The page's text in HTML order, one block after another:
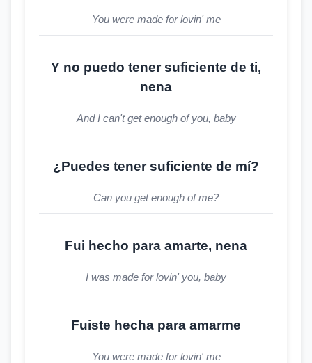
You were made for lovin' me
Y no puedo tener suficiente de ti,
nena
And I can't get enough of you, baby
¿Puedes tener suficiente de mí?
Can you get enough of me?
Fui hecho para amarte, nena
I was made for lovin' you, baby
Fuiste hecha para amarme
You were made for lovin' me